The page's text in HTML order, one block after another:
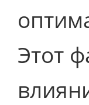
Этот